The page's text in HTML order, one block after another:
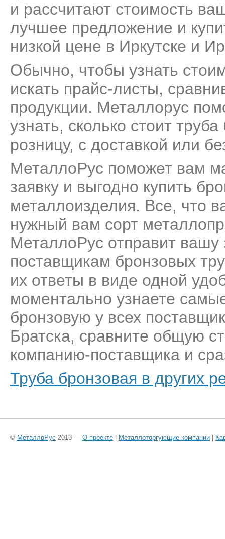
и рассчитают стоимость
лучшее предложение и
низкой цене в Иркутске и
Обычно, чтобы узнать
искать прайс-листы,
продукции. Металлорус
узнать, сколько стоит
розницу, с доставкой или
МеталлоРус поможет вам
заявку и выгодно купить
металлоизделия. Все, что
нужный вам сорт
МеталлоРус отправит
поставщикам бронзовых
их ответы в виде одной
моментально узнаете
бронзовую у всех
Братска, сравните общую
компанию-поставщика и
Труба бронзовая в других
© МеталлоРус 2013 — О проекте | Металлоторгующие компании |